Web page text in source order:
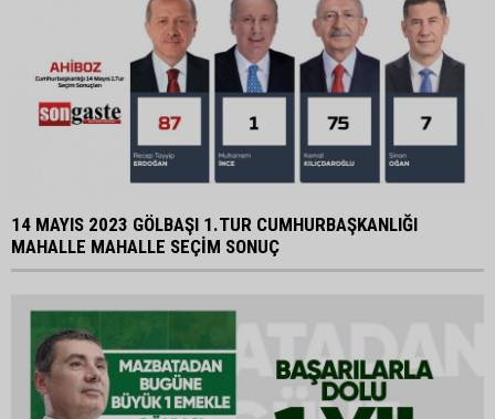
14 MAYIS 2023 GÖLBAŞI 1.TUR CUMHURBAŞKANLIĞI
MAHALLE MAHALLE SEÇİM SONUÇ